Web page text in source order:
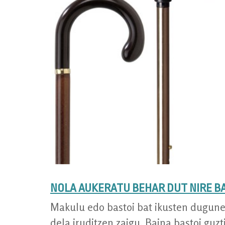
NOLA AUKERATU BEHAR DUT NIRE
Makulu edo bastoi bat ikusten